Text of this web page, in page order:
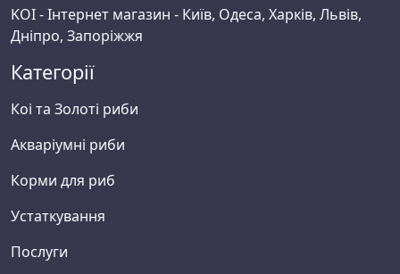
KOI - Інтернет магазин - Київ, Одеса, Харків, Львів,
Дніпро, Запоріжжя
Категорії
Коі та Золоті риби
Акваріумні риби
Корми для риб
Устаткування
Послуги